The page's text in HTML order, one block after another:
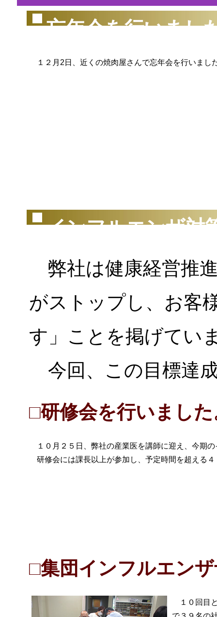
忘年会を行いまし
１２月2日、近くの焼肉屋さんで忘年会を行いまし
インフルエンザ対
弊社は健康経営推
がストップし、お客
す」ことを掲げてい
今回、この目標達
□研修会を行いました
１０月２５日、弊社の産業医を講師に迎え、今期
研修会には課長以上が参加し、予定時間を超える
□集団インフルエン
１０回目